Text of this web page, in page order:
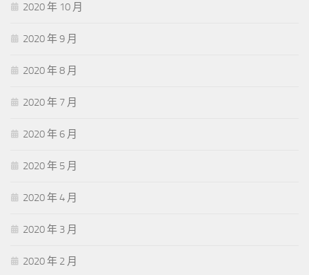
2020 年 10 月
2020 年 9 月
2020 年 8 月
2020 年 7 月
2020 年 6 月
2020 年 5 月
2020 年 4 月
2020 年 3 月
2020 年 2 月